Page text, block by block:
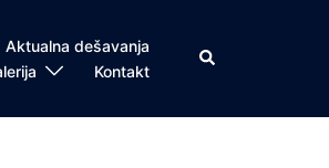
Aktualna dešavanja
Kontakt
Search